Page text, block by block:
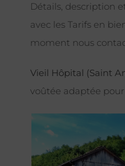
Détails, description
avec les Tarifs en
moment nous
Vieil Hôpital (Saint
voûtée adaptée